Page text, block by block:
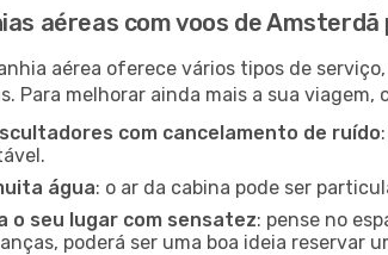
aéreas com voos de Amsterdã
aérea oferece vários tipos de
Para melhorar ainda mais a sua
com cancelamento de ruído
água: o ar da cabina pode ser
o seu lugar com sensatez: pense no
poderá ser uma boa ideia reservar